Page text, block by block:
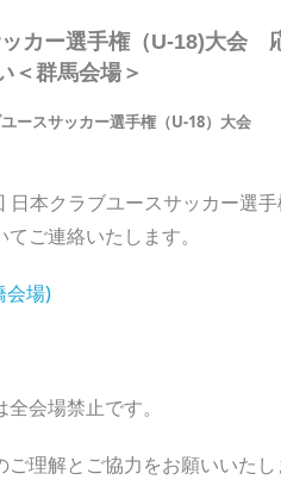
カー選手権（U-18)大会
＜群馬会場＞
ースサッカー選手権（U-18）大会
本クラブユースサッカー選
ご連絡いたします。
会場)
会場禁止です。
理解とご協力をお願いいたし